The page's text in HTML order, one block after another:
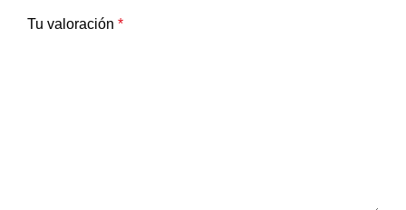
Tu valoración *